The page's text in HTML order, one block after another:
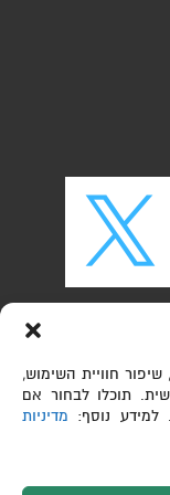
חוויית השימוש,
תוכלו לבחור אם
למידע נוסף: מדיניות